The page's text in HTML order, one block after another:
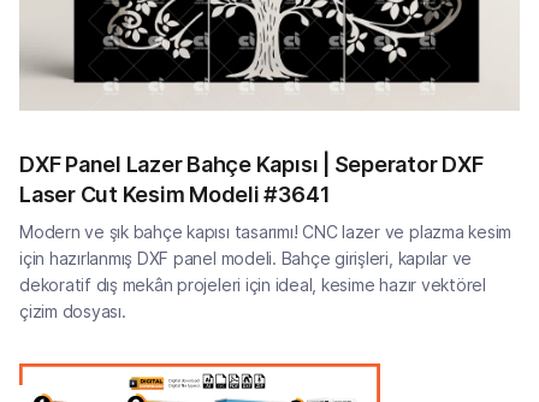
DXF Panel Lazer Bahçe Kapısı | Seperator DXF
Laser Cut Kesim Modeli #3641
Modern ve şık bahçe kapısı tasarımı! CNC lazer ve plazma kesim
için hazırlanmış DXF panel modeli. Bahçe girişleri, kapılar ve
dekoratif dış mekân projeleri için ideal, kesime hazır vektörel
çizim dosyası.